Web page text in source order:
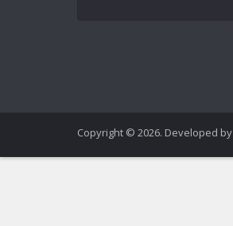
Copyright © 2026. Developed by